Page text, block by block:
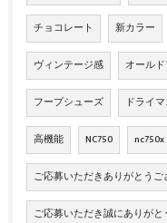
チョコレート 新カラー
ヴィンテージ感 オール
フープシューズ ドライ
高機能 NC750 nc750x
ご応募いただきありがとうご
ご応募いただき誠にありが